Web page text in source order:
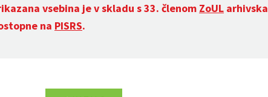
vsebina je v skladu s 33. členom ZoUL
na PISRS.